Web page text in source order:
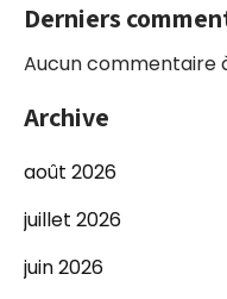
Derniers
Aucun commentaire
Archive
août 2026
juillet 2026
juin 2026